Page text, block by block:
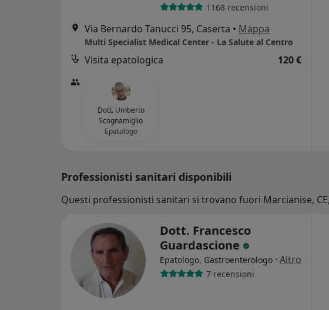
1168 recensioni
Via Bernardo Tanucci 95, Caserta • Mappa
Multi Specialist Medical Center - La Salute al Centro
Visita epatologica 120 €
Dott. Umberto
Scognamiglio
Epatologo
Professionisti sanitari disponibili
Questi professionisti sanitari si trovano fuori Marcianise,
Dott. Francesco
Guardascione
Epatologo, Gastroenterologo · Altro
7 recensioni